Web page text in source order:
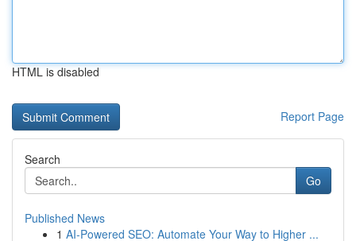
HTML is disabled
Report Page
Search
Go
Published News
1 AI-Powered SEO: Automate Your Way to Higher ...